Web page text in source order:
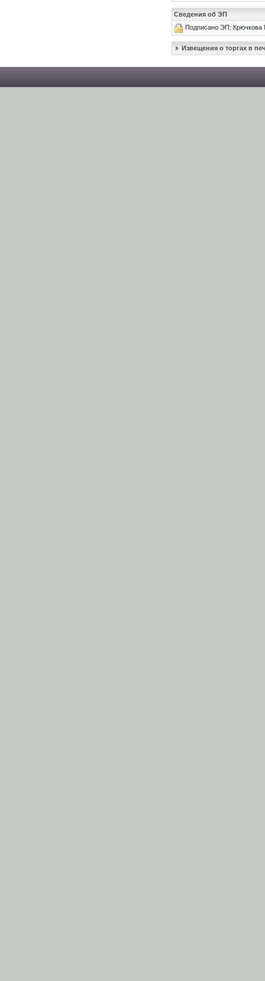
Сведения об ЭП
Подписано ЭП: Крючкова
Извещения о торгах в